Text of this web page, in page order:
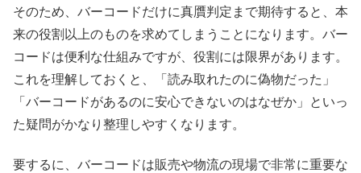
そのため、バーコードだけに真贋判定まで期待すると、本
来の役割以上のものを求めてしまうことになります。バー
コードは便利な仕組みですが、役割には限界があります。
これを理解しておくと、「読み取れたのに偽物だった」
「バーコードがあるのに安心できないのはなぜか」といっ
た疑問がかなり整理しやすくなります。
要するに、バーコードは販売や物流の現場で非常に重要な